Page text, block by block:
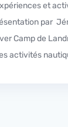
par
Camp de
activités